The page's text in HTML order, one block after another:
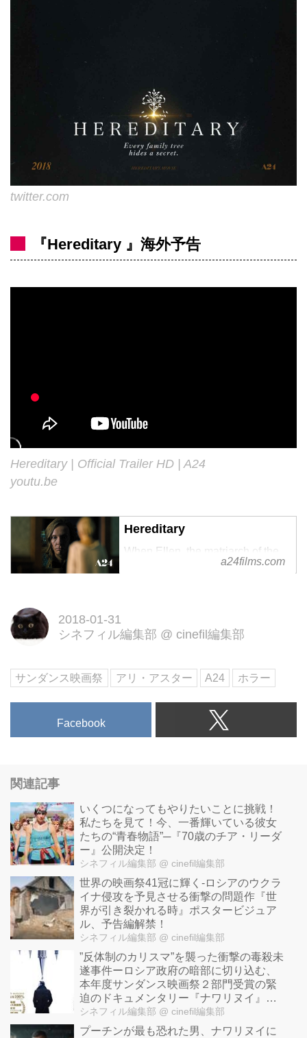
twitter.com
『Hereditary 』海外予告
Hereditary | Official Trailer HD | A24
youtu.be
Hereditary
When Ellen, the matriarch of the
Graham family, passes away, her
ancestry. The more they discover,
a24films.com
2018-01-31
シネフィル編集部 @ cinefil編集部
サンダンス映画祭 アリ・アスター A24 ホラー
Facebook
関連記事
いくつになってもやりたいことに挑戦！
私たちを見て！今、一番輝いている彼女
たちの“青春物語”─『70歳のチア・リーダ
ー』公開決定！
シネフィル編集部 @ cinefil編集部
世界の映画祭41冠に輝く-ロシアのウクラ
イナ侵攻を予見させる衝撃の問題作『世
界が引き裂かれる時』ポスタービジュア
ル、予告編解禁！
シネフィル編集部 @ cinefil編集部
”反体制のカリスマ”を襲った衝撃の毒殺未
遂事件ーロシア政府の暗部に切り込む、
本年度サンダンス映画祭２部門受賞の緊
迫のドキュメンタリー『ナワリヌイ』予
告到着！
シネフィル編集部 @ cinefil編集部
プーチンが最も恐れた男、ナワリヌイに